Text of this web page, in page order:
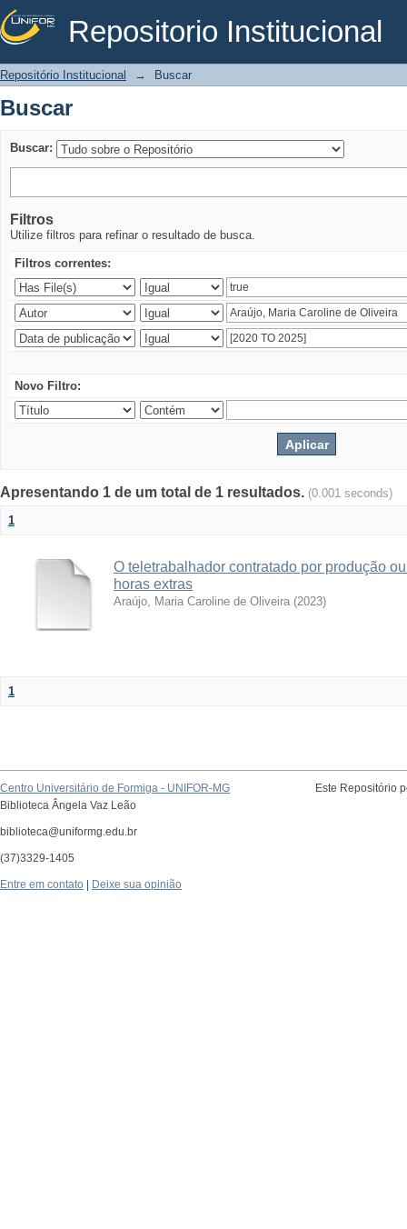
Repositorio Institucional
Buscar
Repositório Institucional → Buscar
Buscar
Buscar:
Filtros
Utilize filtros para refinar o resultado de busca.
Filtros correntes:
Novo Filtro:
Apresentando 1 de um total de 1 resultados. (0.001 seconds)
1
O teletrabalhador contratado por produção
horas extras
Araújo, Maria Caroline de Oliveira (2023)
1
Centro Universitário de Formiga - UNIFOR-MG
Biblioteca Ângela Vaz Leão
biblioteca@uniformg.edu.br
(37)3329-1405
Este Repositório
Entre em contato Deixe sua opinião